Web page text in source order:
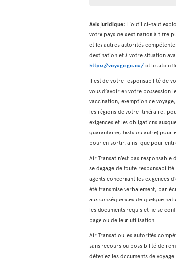
Avis juridique: L'outil ci-haut
votre pays de destination à titre
et les autres autorités
destination et à votre situation
https://voyage.gc.ca/ et le site
Il est de votre responsabilité de
vous d’avoir en votre possession
vaccination, exemption de
les régions de votre itinéraire,
exigences et les obligations
quarantaine, tests ou autre) pour
pour en sortir, ainsi que pour
Air Transat n’est pas responsable
se dégage de toute
agents concernant les exigences
été transmise verbalement, par
aux conséquences de quelque
les documents requis et ne se
page ou de leur utilisation.
Air Transat ou les autorités
sans recours ou possibilité de
déteniez les documents de voyage